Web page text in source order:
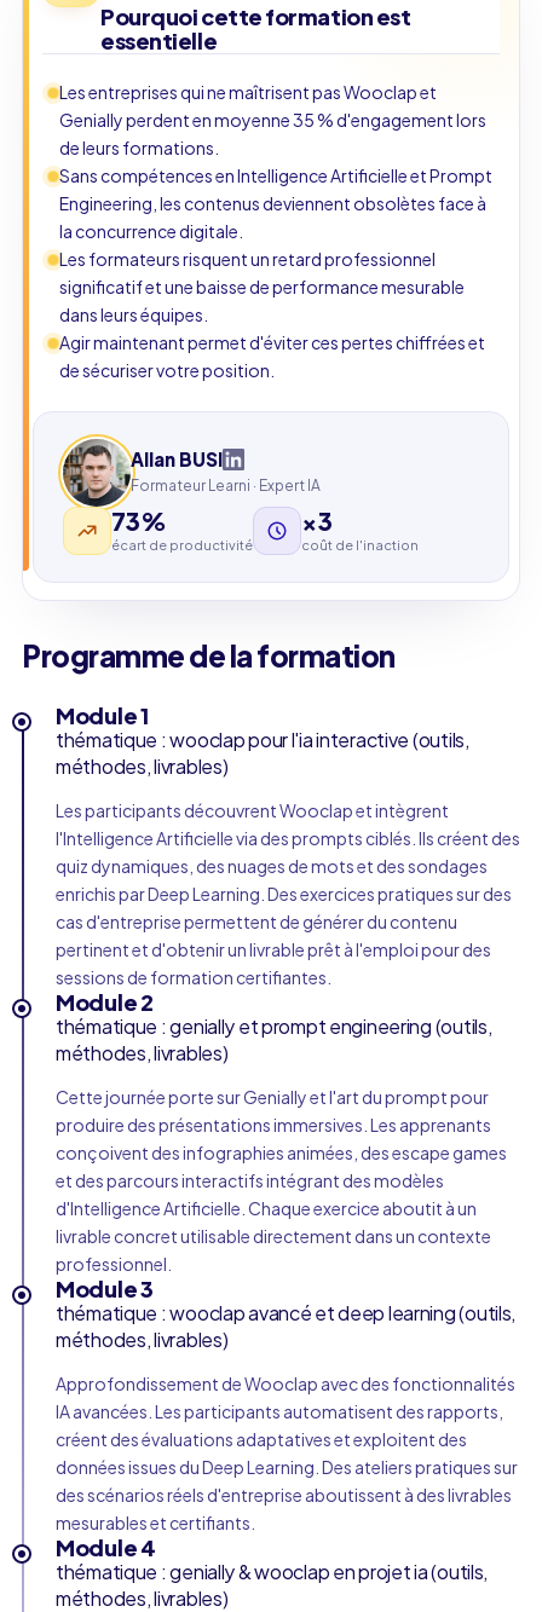
Pourquoi cette formation est
essentielle
Les entreprises qui ne maîtrisent pas Wooclap et
Genially perdent en moyenne 35 % d'engagement lors
de leurs formations.
Sans compétences en Intelligence Artificielle et Prompt
Engineering, les contenus deviennent obsolètes face à
la concurrence digitale.
Les formateurs risquent un retard professionnel
significatif et une baisse de performance mesurable
dans leurs équipes.
Agir maintenant permet d'éviter ces pertes chiffrées et
de sécuriser votre position.
Allan BUSI
Formateur Learni · Expert IA
73%
écart de productivité
×3
coût de l'inaction
Programme de la formation
Module 1
thématique : wooclap pour l'ia interactive (outils,
méthodes, livrables)
Les participants découvrent Wooclap et intègrent
l'Intelligence Artificielle via des prompts ciblés. Ils créent des
quiz dynamiques, des nuages de mots et des sondages
enrichis par Deep Learning. Des exercices pratiques sur des
cas d'entreprise permettent de générer du contenu
pertinent et d'obtenir un livrable prêt à l'emploi pour des
sessions de formation certifiantes.
Module 2
thématique : genially et prompt engineering (outils,
méthodes, livrables)
Cette journée porte sur Genially et l'art du prompt pour
produire des présentations immersives. Les apprenants
conçoivent des infographies animées, des escape games
et des parcours interactifs intégrant des modèles
d'Intelligence Artificielle. Chaque exercice aboutit à un
livrable concret utilisable directement dans un contexte
professionnel.
Module 3
thématique : wooclap avancé et deep learning (outils,
méthodes, livrables)
Approfondissement de Wooclap avec des fonctionnalités
IA avancées. Les participants automatisent des rapports,
créent des évaluations adaptatives et exploitent des
données issues du Deep Learning. Des ateliers pratiques sur
des scénarios réels d'entreprise aboutissent à des livrables
mesurables et certifiants.
Module 4
thématique : genially & wooclap en projet ia (outils,
méthodes, livrables)